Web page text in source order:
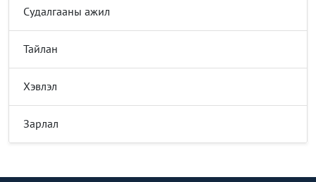
Судалгааны ажил
Тайлан
Хэвлэл
Зарлал